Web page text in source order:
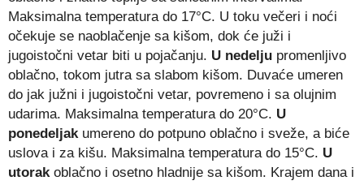
Maksimalna temperatura do 17°C. U toku večeri i noći
očekuje se naoblačenje sa kišom, dok će juži i
jugoistočni vetar biti u pojačanju. U nedelju promenljivo
oblačno, tokom jutra sa slabom kišom. Duvaće umeren
do jak južni i jugoistočni vetar, povremeno i sa olujnim
udarima. Maksimalna temperatura do 20°C. U
ponedeljakumereno do potpuno oblačno i sveže, a biće
uslova i za kišu. Maksimalna temperatura do 15°C. U
utorakoblačno i osetno hladnije sa kišom. Krajem dana i